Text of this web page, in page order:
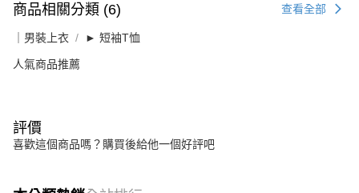
商品相關分類 (6) 查看全部
｜男裝上衣 ► 短袖T恤
人氣商品推薦
評價
喜歡這個商品嗎？購買後給他一個好評吧